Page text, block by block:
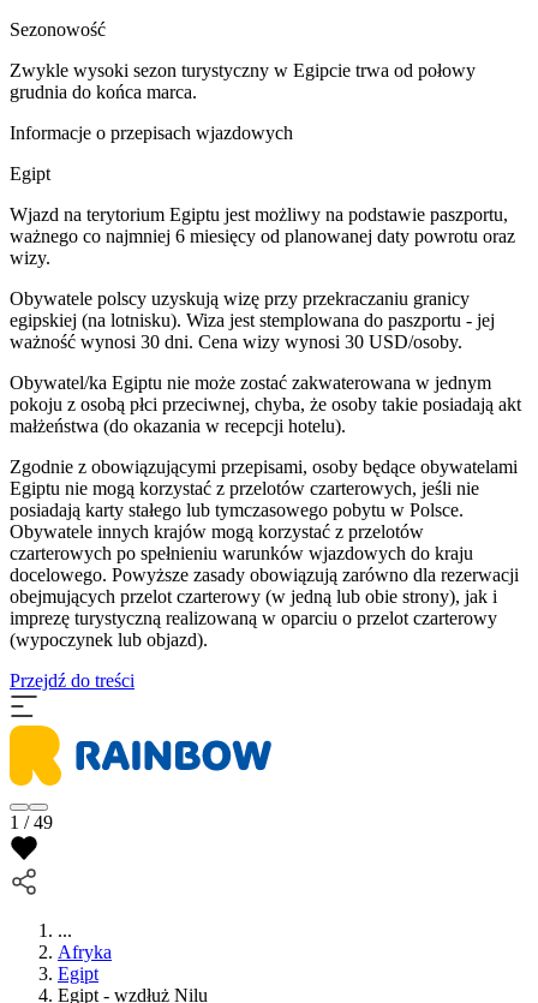
Sezonowość
Zwykle wysoki sezon turystyczny w Egipcie trwa od połowy
grudnia do końca marca.
Informacje o przepisach wjazdowych
Egipt
Wjazd na terytorium Egiptu jest możliwy na podstawie paszportu,
ważnego co najmniej 6 miesięcy od planowanej daty powrotu oraz
wizy.
Obywatele polscy uzyskują wizę przy przekraczaniu granicy
egipskiej (na lotnisku). Wiza jest stemplowana do paszportu - jej
ważność wynosi 30 dni. Cena wizy wynosi 30 USD/osoby.
Obywatel/ka Egiptu nie może zostać zakwaterowana w jednym
pokoju z osobą płci przeciwnej, chyba, że osoby takie posiadają akt
małżeństwa (do okazania w recepcji hotelu).
Zgodnie z obowiązującymi przepisami, osoby będące obywatelami
Egiptu nie mogą korzystać z przelotów czarterowych, jeśli nie
posiadają karty stałego lub tymczasowego pobytu w Polsce.
Obywatele innych krajów mogą korzystać z przelotów
czarterowych po spełnieniu warunków wjazdowych do kraju
docelowego. Powyższe zasady obowiązują zarówno dla rezerwacji
obejmujących przelot czarterowy (w jedną lub obie strony), jak i
imprezę turystyczną realizowaną w oparciu o przelot czarterowy
(wypoczynek lub objazd).
Przejdź do treści
1 / 49
...
Afryka
Egipt
Egipt - wzdłuż Nilu